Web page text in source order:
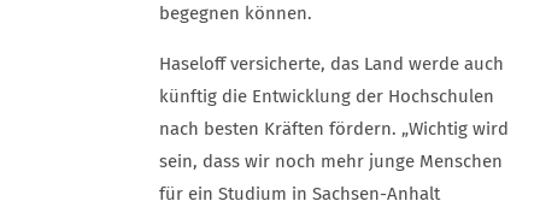
begegnen können.
Haseloff versicherte, das Land werde auch
künftig die Entwicklung der Hochschulen
nach besten Kräften fördern. „Wichtig wird
sein, dass wir noch mehr junge Menschen
für ein Studium in Sachsen-Anhalt